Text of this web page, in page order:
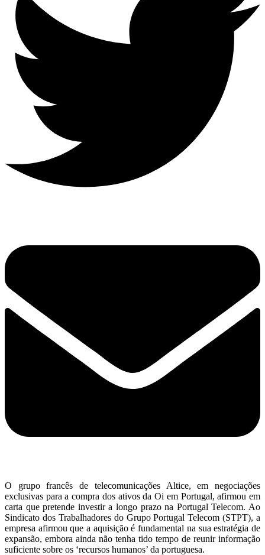
O grupo francês de telecomunicações Altice, em negociações
exclusivas para a compra dos ativos da Oi em Portugal, afirmou em
carta que pretende investir a longo prazo na Portugal Telecom. Ao
Sindicato dos Trabalhadores do Grupo Portugal Telecom (STPT), a
empresa afirmou que a aquisição é fundamental na sua estratégia de
expansão, embora ainda não tenha tido tempo de reunir informação
suficiente sobre os ‘recursos humanos’ da portuguesa.